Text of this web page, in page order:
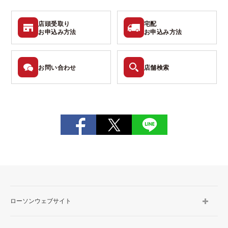
店頭受取り
お申込み方法
宅配
お申込み方法
お問い合わせ 店舗検索
ローソンウェブサイト